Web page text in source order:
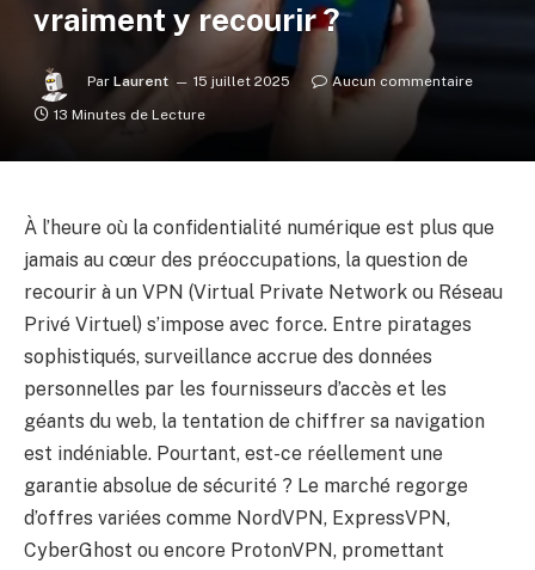
vraiment y recourir ?
Par Laurent 15 juillet 2025
Aucun commentaire
13 Minutes de Lecture
À l’heure où la confidentialité numérique est plus que
jamais au cœur des préoccupations, la question de
recourir à un VPN (Virtual Private Network ou Réseau
Privé Virtuel) s’impose avec force. Entre piratages
sophistiqués, surveillance accrue des données
personnelles par les fournisseurs d’accès et les
géants du web, la tentation de chiffrer sa navigation
est indéniable. Pourtant, est-ce réellement une
garantie absolue de sécurité ? Le marché regorge
d’offres variées comme NordVPN, ExpressVPN,
CyberGhost ou encore ProtonVPN, promettant